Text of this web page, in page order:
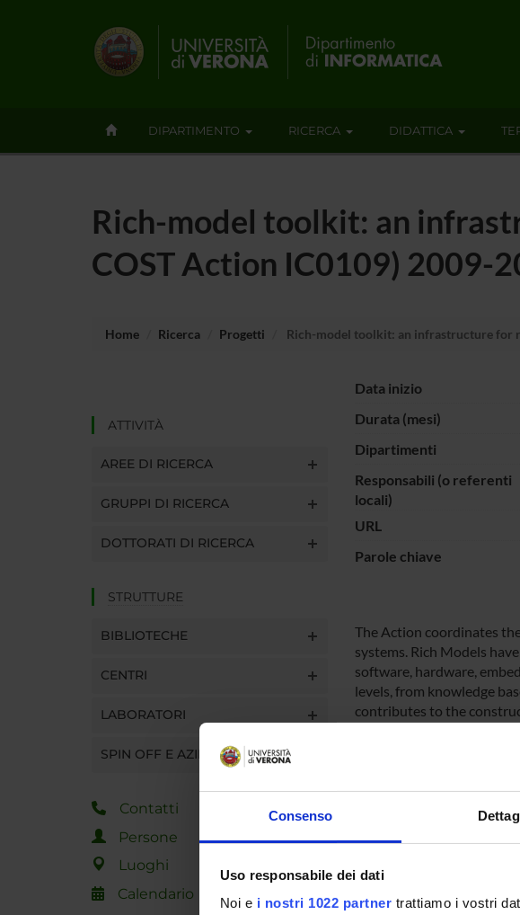
Consenso
Uso responsabile dei dati
Noi e i nostri 1022 partner trattiamo i vostri
DIPARTIMENTO RICERCA DIDATTICA
Rich-model toolkit: an
COST Action IC0109) 2009-
Home Ricerca Progetti Rich-model toolkit: an infrastructure for
ATTIVITÀ
AREE DI RICERCA
GRUPPI DI RICERCA
DOTTORATI DI RICERCA
STRUTTURE
BIBLIOTECHE
CENTRI
LABORATORI
SPIN OFF E AZIENDE
Contatti
Persone
Luoghi
Calendario
Data inizio
Durata (mesi)
Dipartimenti
Responsabili (o referenti
locali)
URL
Parole chiave
The Action coordinates
systems. Rich Models
software, hardware,
levels, from knowledge
contributes to the
of Rich Models,
Action develops and
goal of resulting tools is
reliable systems through
Polytechnique Fédérale
(Universidad Politécnica